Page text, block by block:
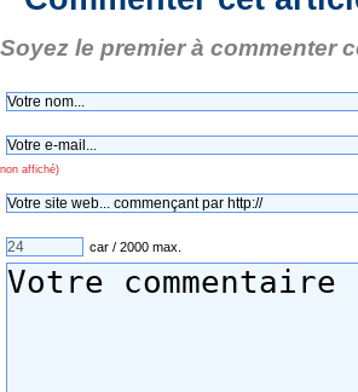
Soyez le premier à commenter
non affiché)
car / 2000 max.